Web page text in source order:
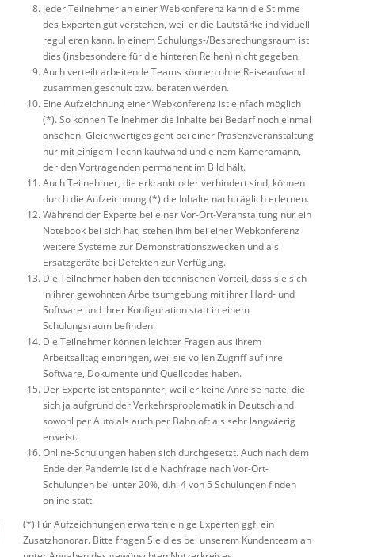
Jeder Teilnehmer an einer Webkonferenz kann die Stimme
des Experten gut verstehen, weil er die Lautstärke individuell
regulieren kann. In einem Schulungs-/Besprechungsraum ist
dies (insbesondere für die hinteren Reihen) nicht gegeben.
Auch verteilt arbeitende Teams können ohne Reiseaufwand
zusammen geschult bzw. beraten werden.
Eine Aufzeichnung einer Webkonferenz ist einfach möglich
(*). So können Teilnehmer die Inhalte bei Bedarf noch einmal
ansehen. Gleichwertiges geht bei einer Präsenzveranstaltung
nur mit einigem Technikaufwand und einem Kameramann,
der den Vortragenden permanent im Bild hält.
Auch Teilnehmer, die erkrankt oder verhindert sind, können
durch die Aufzeichnung (*) die Inhalte nachträglich erlernen.
Während der Experte bei einer Vor-Ort-Veranstaltung nur ein
Notebook bei sich hat, stehen ihm bei einer Webkonferenz
weitere Systeme zur Demonstrationszwecken und als
Ersatzgeräte bei Defekten zur Verfügung.
Die Teilnehmer haben den technischen Vorteil, dass sie sich
in ihrer gewohnten Arbeitsumgebung mit ihrer Hard- und
Software und ihrer Konfiguration statt in einem
Schulungsraum befinden.
Die Teilnehmer können leichter Fragen aus ihrem
Arbeitsalltag einbringen, weil sie vollen Zugriff auf ihre
Software, Dokumente und Quellcodes haben.
Der Experte ist entspannter, weil er keine Anreise hatte, die
sich ja aufgrund der Verkehrsproblematik in Deutschland
sowohl per Auto als auch per Bahn oft als sehr langwierig
erweist.
Online-Schulungen haben sich durchgesetzt. Auch nach dem
Ende der Pandemie ist die Nachfrage nach Vor-Ort-
Schulungen bei unter 20%, d.h. 4 von 5 Schulungen finden
online statt.
(*) Für Aufzeichnungen erwarten einige Experten ggf. ein
Zusatzhonorar. Bitte fragen Sie dies bei unserem Kundenteam an